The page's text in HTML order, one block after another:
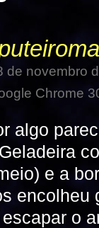
de novembro
Chrome
algo
e a
encolheu
o